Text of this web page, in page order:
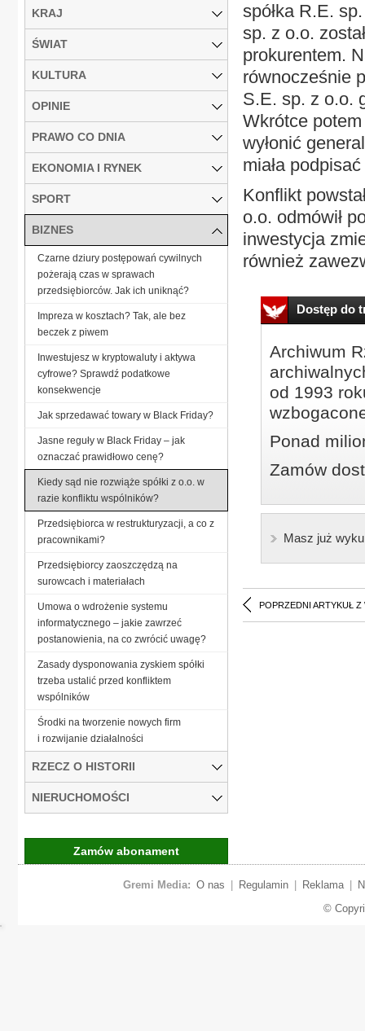
spółka R.E.
sp. z o.o.
prokurentem.
równocześnie
S.E. sp. z o.o.
Wkrótce
wyłonić
miała
Konflikt
o.o. odmówił
inwestycja
również
Dostęp do
Archiwum
od 1993
Ponad
Zamów
Masz już
POPRZEDNI ARTYKUŁ Z
KRAJ
ŚWIAT
KULTURA
OPINIE
PRAWO CO DNIA
EKONOMIA I RYNEK
SPORT
BIZNES
Czarne dziury postępowań cywilnych
pożerają czas w sprawach
przedsiębiorców. Jak ich uniknąć?
Impreza w kosztach? Tak, ale bez
beczek z piwem
Inwestujesz w kryptowaluty i aktywa
cyfrowe? Sprawdź podatkowe
konsekwencje
Jak sprzedawać towary w Black Friday?
Jasne reguły w Black Friday – jak
oznaczać prawidłowo cenę?
Kiedy sąd nie rozwiąże spółki z o.o. w
razie konfliktu wspólników?
Przedsiębiorca w restrukturyzacji, a co z
pracownikami?
Przedsiębiorcy zaoszczędzą na
surowcach i materiałach
Umowa o wdrożenie systemu
informatycznego – jakie zawrzeć
postanowienia, na co zwrócić uwagę?
Zasady dysponowania zyskiem spółki
trzeba ustalić przed konfliktem
wspólników
Środki na tworzenie nowych firm
i rozwijanie działalności
RZECZ O HISTORII
NIERUCHOMOŚCI
Zamów abonament
Gremi Media: O nas Regulamin Reklama
©